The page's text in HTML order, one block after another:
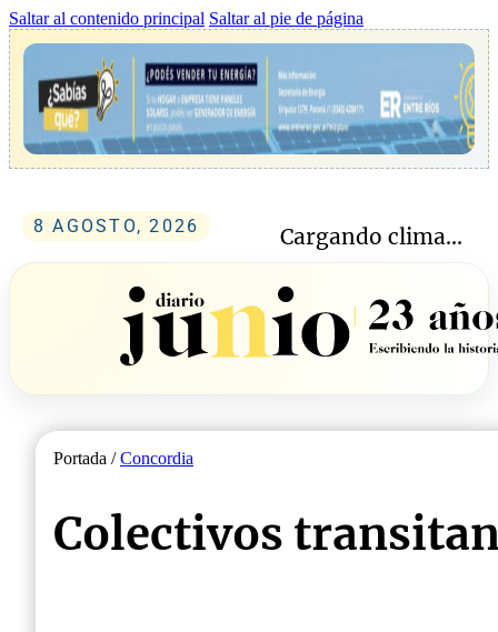
Saltar al contenido principal Saltar al pie de página
8 AGOSTO, 2026 Cargando clima...
Portada /Concordia
Colectivos